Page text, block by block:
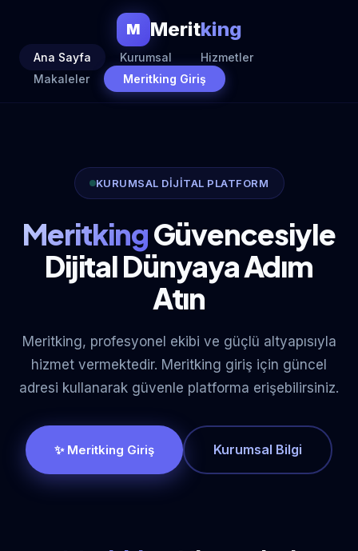
M Meritking
Ana Sayfa Kurumsal
Hizmetler
Makaleler
Meritking Giriş
KURUMSAL DİJİTAL PLATFORM
MeritkingGüvencesiyle
Dijital Dünyaya Adım
Atın
Meritking, profesyonel ekibi ve güçlü altyapısıyla
hizmet vermektedir. Meritking giriş için güncel
adresi kullanarak güvenle platforma erişebilirsiniz.
✨ Meritking Giriş Kurumsal Bilgi